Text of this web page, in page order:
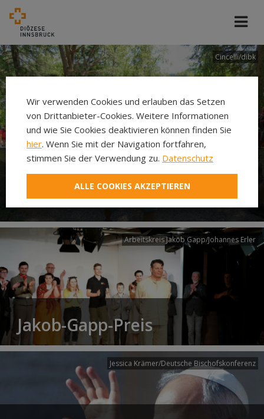
Cincelli/dibk
Neuer Pilgerweg Via
Laudato si’
Arbeitskreis Jakob Gapp/Johannes Erler
Jakob-Gapp-Preis
Jessica Krämer/Deutsche Bischofskonferenz
Wir verwenden Cookies und erlauben das Setzen
von Drittanbieter-Cookies. Weitere Informationen
und wie Sie Cookies deaktivieren können finden Sie
hier. Wenn Sie mit der Navigation fortfahren,
stimmen Sie der Verwendung zu. Datenschutz
ALLE COOKIES AKZEPTIEREN